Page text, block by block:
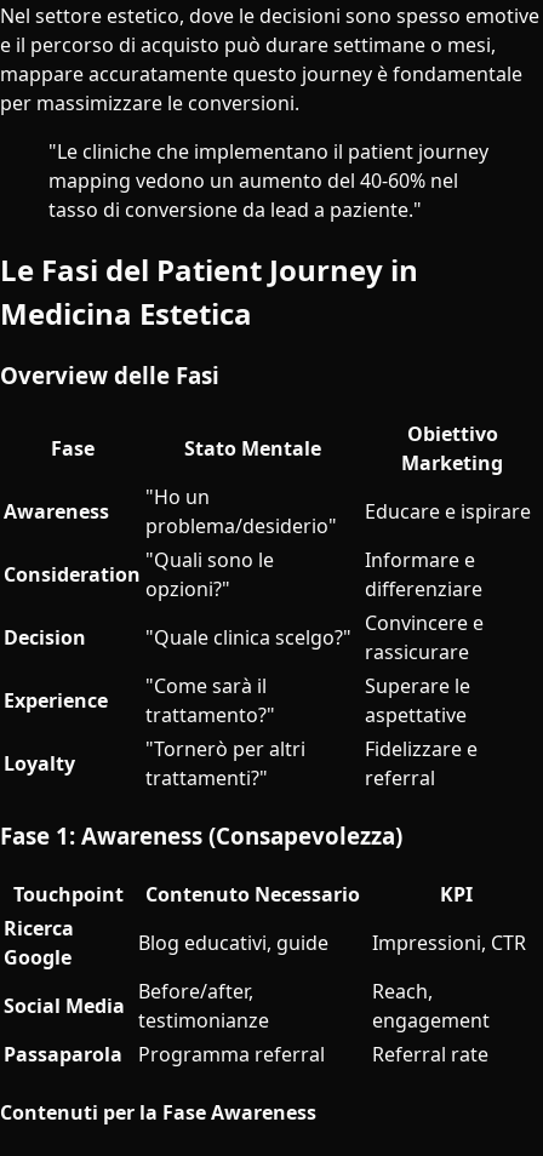
Nel settore estetico, dove le decisioni sono spesso emotive
e il percorso di acquisto può durare settimane o mesi,
mappare accuratamente questo journey è fondamentale
per massimizzare le conversioni.
"Le cliniche che implementano il patient journey
mapping vedono un aumento del 40-60% nel
tasso di conversione da lead a paziente."
Le Fasi del Patient Journey in
Medicina Estetica
Overview delle Fasi
Fase Stato Mentale
Obiettivo
Marketing
Awareness
"Ho un
problema/desiderio"
Educare e ispirare
Consideration
"Quali sono le
opzioni?"
Informare e
differenziare
Decision
"Quale clinica scelgo?"
Convincere e
rassicurare
Experience
"Come sarà il
trattamento?"
Superare le
aspettative
Loyalty
"Tornerò per altri
trattamenti?"
Fidelizzare e
referral
Fase 1: Awareness (Consapevolezza)
Touchpoint Contenuto Necessario
KPI
Ricerca
Google
Blog educativi, guide Impressioni, CTR
Social Media
Before/after,
testimonianze
Reach,
engagement
Passaparola
Programma referral Referral rate
Contenuti per la Fase Awareness